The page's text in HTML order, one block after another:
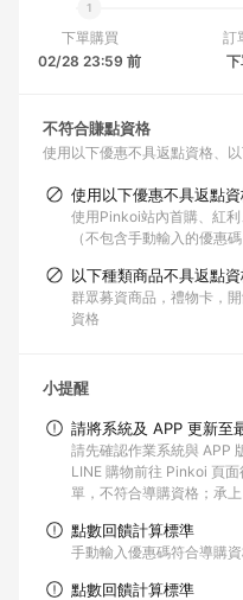
下單購買
02/28 23:59 前
訂
不符合賺點資格
使用以下優惠不具返點資格
使用以下優惠不具返點
使用Pinkoi站內首購、紅
（不包含手動輸入的優惠碼
以下種類商品不具返點
群眾募資商品，禮物卡，
資格
小提醒
請將系統及 APP 更新至
請先確認作業系統與 APP
LINE 購物前往 Pinkoi 頁
單，不符合導購資格；承
點數回饋計算標準
手動輸入優惠碼符合導購
點數回饋計算標準